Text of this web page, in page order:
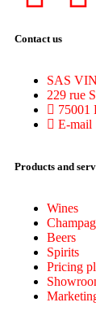
Contact us
SAS
229 rue
75001
E-mail
Products and
Wines
Beers
Spirits
Pricing